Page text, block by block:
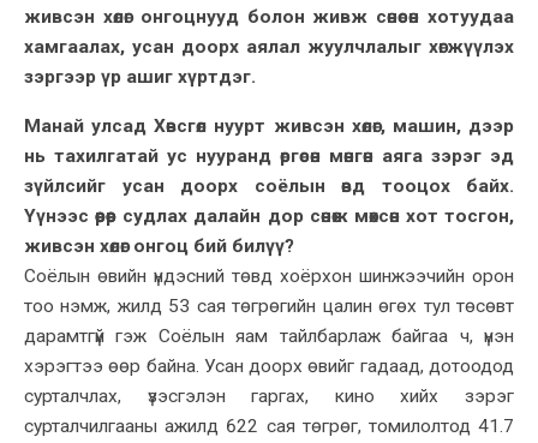
живсэн хөлөг онгоцнууд болон живж сөнөсөн хотуудаа
хамгаалах, усан доорх аялал жуулчлалыг хөгжүүлэх
зэргээр үр ашиг хүртдэг.
Манай улсад Хөвсгөл нуурт живсэн хөлөг, машин, дээр
нь тахилгатай ус нууранд өргөсөн мөнгөн аяга зэрэг эд
зүйлсийг усан доорх соёлын өвд тооцох байх.
Үүнээс өөрөөр судлах далайн дор сөнөж мөхсөн хот тосгон,
живсэн хөлөг онгоц бий билүү?
Соёлын өвийн үндэсний төвд хоёрхон шинжээчийн орон
тоо нэмж, жилд 53 сая төгрөгийн цалин өгөх тул төсөвт
дарамтгүй гэж Соёлын яам тайлбарлаж байгаа ч, үнэн
хэрэгтээ өөр байна. Усан доорх өвийг гадаад, дотоодод
сурталчлах, үзэсгэлэн гаргах, кино хийх зэрэг
сурталчилгааны ажилд 622 сая төгрөг, томилолтод 41.7